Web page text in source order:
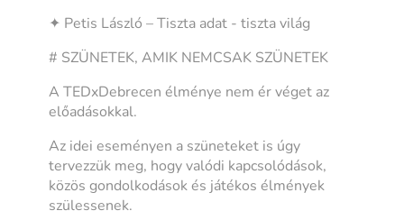
✦ Petis László – Tiszta adat - tiszta világ
# SZÜNETEK, AMIK NEMCSAK SZÜNETEK
A TEDxDebrecen élménye nem ér véget az
előadásokkal.
Az idei eseményen a szüneteket is úgy
tervezzük meg, hogy valódi kapcsolódások,
közös gondolkodások és játékos élmények
szülessenek.